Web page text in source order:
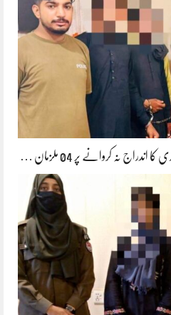
نہ کروانے پر 04 ملزمان …